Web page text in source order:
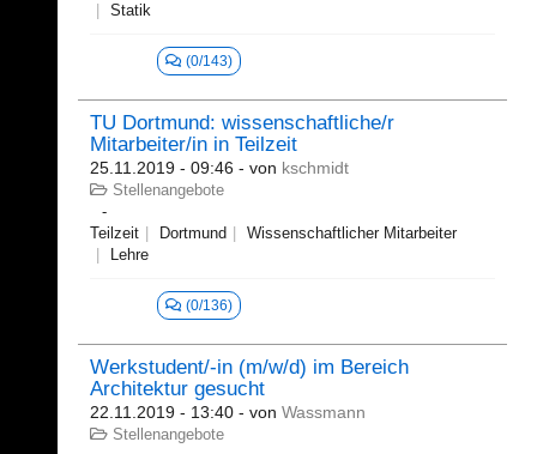
Statik
(0/143)
TU Dortmund: wissenschaftliche/r
Mitarbeiter/in in Teilzeit
25.11.2019 - 09:46 - von kschmidt
Stellenangebote
Teilzeit Dortmund
Wissenschaftlicher Mitarbeiter
Lehre
(0/136)
Werkstudent/-in (m/w/d) im Bereich
Architektur gesucht
22.11.2019 - 13:40 - von Wassmann
Stellenangebote